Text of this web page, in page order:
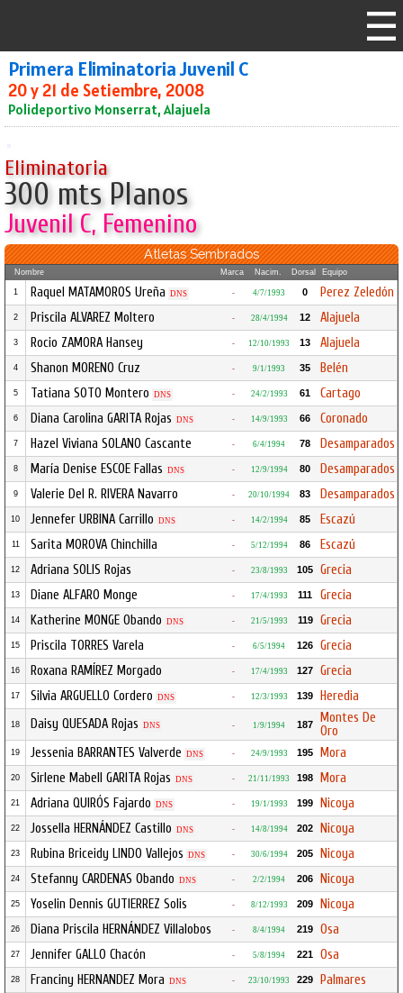
Primera Eliminatoria Juvenil C
20 y 21 de Setiembre, 2008
Polideportivo Monserrat, Alajuela
Eliminatoria
300 mts Planos
Juvenil C, Femenino
Atletas Sembrados
Nombre Marca Nacim. Dorsal Equipo
1 Raquel MATAMOROS Ureña DNS - 4/7/1993 0 Perez Zeledón
2 Priscila ALVAREZ Moltero - 28/4/1994 12 Alajuela
3 Rocio ZAMORA Hansey - 12/10/1993 13 Alajuela
4 Shanon MORENO Cruz - 9/1/1993 35 Belén
5 Tatiana SOTO Montero DNS - 24/2/1993 61 Cartago
6 Diana Carolina GARITA Rojas DNS - 14/9/1993 66 Coronado
7 Hazel Viviana SOLANO Cascante - 6/4/1994 78 Desamparados
8 María Denise ESCOE Fallas DNS - 12/9/1994 80 Desamparados
9 Valerie Del R. RIVERA Navarro - 20/10/1994 83 Desamparados
10 Jennefer URBINA Carrillo DNS - 14/2/1994 85 Escazú
11 Sarita MOROVA Chinchilla - 5/12/1994 86 Escazú
12 Adriana SOLIS Rojas - 23/8/1993 105 Grecia
13 Diane ALFARO Monge - 17/4/1993 111 Grecia
14 Katherine MONGE Obando DNS - 21/5/1993 119 Grecia
15 Priscila TORRES Varela - 6/5/1994 126 Grecia
16 Roxana RAMÍREZ Morgado - 17/4/1993 127 Grecia
17 Silvia ARGUELLO Cordero DNS - 12/3/1993 139 Heredia
18 Daisy QUESADA Rojas DNS - 1/9/1994 187
Montes De
Oro
19 Jessenia BARRANTES Valverde DNS - 24/9/1993 195 Mora
20 Sirlene Mabell GARITA Rojas DNS - 21/11/1993 198 Mora
21 Adriana QUIRÓS Fajardo DNS - 19/1/1993 199 Nicoya
22 Jossella HERNÁNDEZ Castillo DNS - 14/8/1994 202 Nicoya
23 Rubina Briceidy LINDO Vallejos DNS - 30/6/1994 205 Nicoya
24 Stefanny CARDENAS Obando DNS - 2/2/1994 206 Nicoya
25 Yoselin Dennis GUTIERREZ Solis - 8/12/1993 209 Nicoya
26 Diana Priscila HERNÁNDEZ Villalobos - 8/4/1994 219 Osa
27 Jennifer GALLO Chacón - 5/8/1994 221 Osa
28 Franciny HERNANDEZ Mora DNS - 23/10/1993 229 Palmares